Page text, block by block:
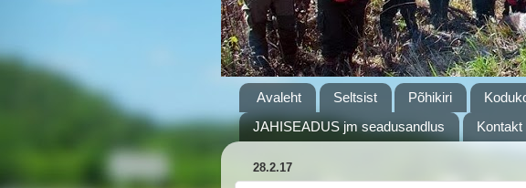
Avaleht Seltsist Põhikiri
JAHISEADUS jm seadusandlus
Kontakt
28.2.17